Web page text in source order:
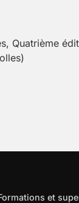
Quatrième
et